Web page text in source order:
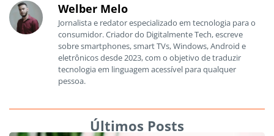
Welber Melo
Jornalista e redator especializado em tecnologia para o
consumidor. Criador do Digitalmente Tech, escreve
sobre smartphones, smart TVs, Windows, Android e
eletrônicos desde 2023, com o objetivo de traduzir
tecnologia em linguagem acessível para qualquer
pessoa.
Últimos Posts